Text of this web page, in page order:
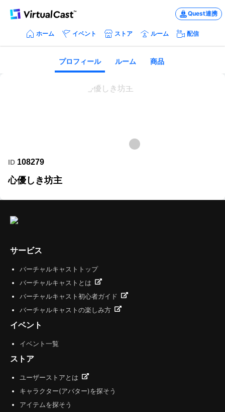
Quest連携
ホーム イベント ストア ルーム 配信
プロフィール ルーム 商品
ID 108279
心優しき坊主
サービス
バーチャルキャストトップ
バーチャルキャストとは
バーチャルキャスト初心者ガイド
バーチャルキャストの楽しみ方
イベント
イベント一覧
ストア
ユーザーストアとは
キャラクター(アバター)を探そう
アイテムを探そう